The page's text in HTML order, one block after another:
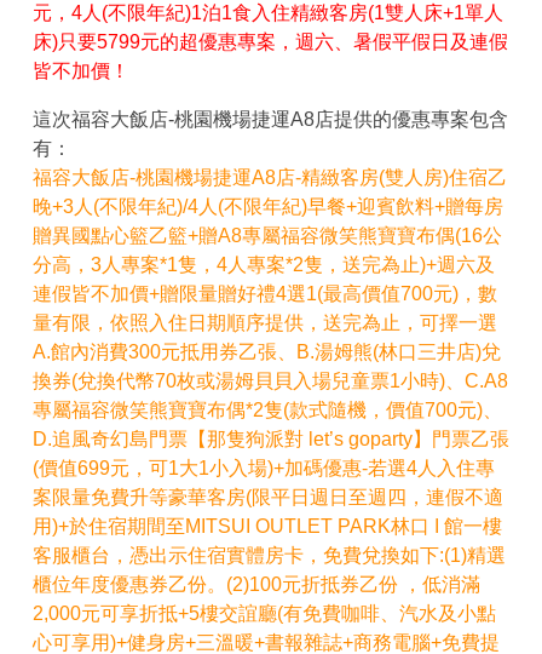
元，4人(不限年紀)1泊1食入住精緻客房(1雙人床+1單人
床)只要5799元的超優惠專案，週六、暑假平假日及連假
皆不加價！
這次福容大飯店-桃園機場捷運A8店提供的優惠專案包含
有：
福容大飯店-桃園機場捷運A8店-精緻客房(雙人房)住宿乙
晚+3人(不限年紀)/4人(不限年紀)早餐+迎賓飲料+贈每房
贈異國點心籃乙籃+贈A8專屬福容微笑熊寶寶布偶(16公
分高，3人專案*1隻，4人專案*2隻，送完為止)+週六及
連假皆不加價+贈限量贈好禮4選1(最高價值700元)，數
量有限，依照入住日期順序提供，送完為止，可擇一選
A.館內消費300元抵用券乙張、B.湯姆熊(林口三井店)兌
換券(兌換代幣70枚或湯姆貝貝入場兒童票1小時)、C.A8
專屬福容微笑熊寶寶布偶*2隻(款式隨機，價值700元)、
D.追風奇幻島門票【那隻狗派對 let’s goparty】門票乙張
(價值699元，可1大1小入場)+加碼優惠-若選4人入住專
案限量免費升等豪華客房(限平日週日至週四，連假不適
用)+於住宿期間至MITSUI OUTLET PARK林口 I 館一樓
客服櫃台，憑出示住宿實體房卡，免費兌換如下:(1)精選
櫃位年度優惠券乙份。(2)100元折抵券乙份 ，低消滿
2,000元可享折抵+5樓交誼廳(有免費咖啡、汽水及小點
心可享用)+健身房+三溫暖+書報雜誌+商務電腦+免費提